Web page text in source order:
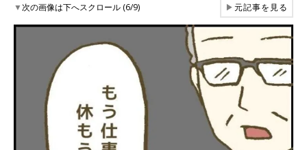
▼次の画像は下へスクロール (6/9) ▶元記事を見る